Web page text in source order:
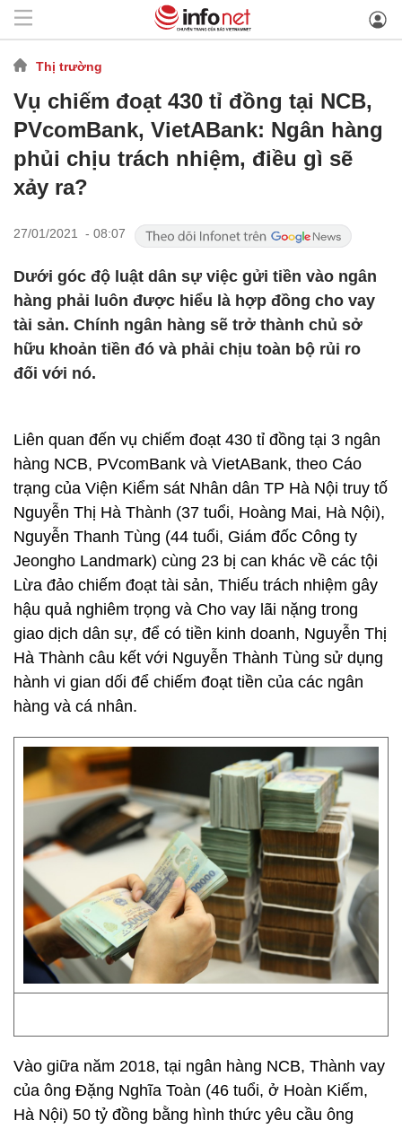
Thị trường
Vụ chiếm đoạt 430 tỉ đồng tại NCB,
PVcomBank, VietABank: Ngân hàng
phủi chịu trách nhiệm, điều gì sẽ
xảy ra?
27/01/2021 - 08:07
Dưới góc độ luật dân sự việc gửi tiền vào ngân
hàng phải luôn được hiểu là hợp đồng cho vay
tài sản. Chính ngân hàng sẽ trở thành chủ sở
hữu khoản tiền đó và phải chịu toàn bộ rủi ro
đối với nó.
Liên quan đến vụ chiếm đoạt 430 tỉ đồng tại 3 ngân
hàng NCB, PVcomBank và VietABank, theo Cáo
trạng của Viện Kiểm sát Nhân dân TP Hà Nội truy tố
Nguyễn Thị Hà Thành (37 tuổi, Hoàng Mai, Hà Nội),
Nguyễn Thanh Tùng (44 tuổi, Giám đốc Công ty
Jeongho Landmark) cùng 23 bị can khác về các tội
Lừa đảo chiếm đoạt tài sản, Thiếu trách nhiệm gây
hậu quả nghiêm trọng và Cho vay lãi nặng trong
giao dịch dân sự, để có tiền kinh doanh, Nguyễn Thị
Hà Thành câu kết với Nguyễn Thành Tùng sử dụng
hành vi gian dối để chiếm đoạt tiền của các ngân
hàng và cá nhân.
Vào giữa năm 2018, tại ngân hàng NCB, Thành vay
của ông Đặng Nghĩa Toàn (46 tuổi, ở Hoàn Kiếm,
Hà Nội) 50 tỷ đồng bằng hình thức yêu cầu ông